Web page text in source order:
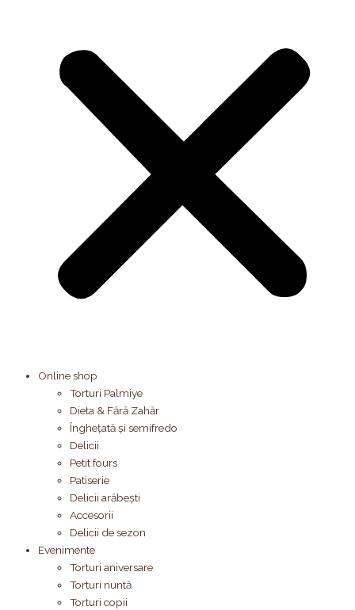
Online shop
Torturi Palmiye
Dieta & Fără Zahăr
Înghețată și semifredo
Delicii
Petit fours
Patiserie
Delicii arăbești
Accesorii
Delicii de sezon
Evenimente
Torturi aniversare
Torturi nuntă
Torturi copii